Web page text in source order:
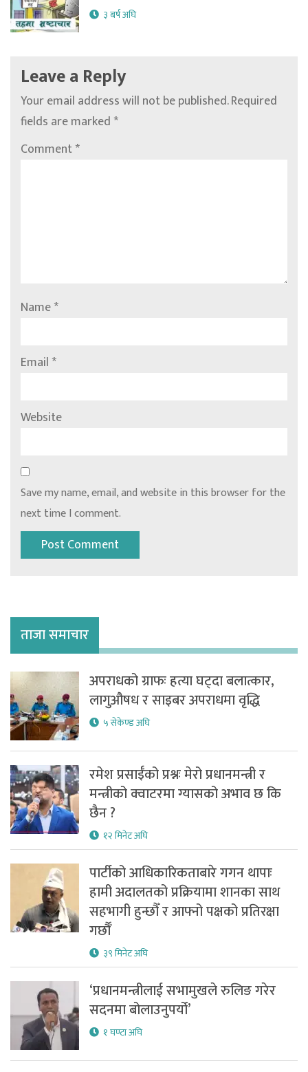
३ बर्ष अघि
Leave a Reply
Your email address will not be published.Required
fields are marked*
Comment*
Name*
Email*
Website
Save my name, email, and website in this browser for the
next time I comment.
ताजा समाचार
अपराधको ग्राफः हत्या घट्दा बलात्कार,
लागुऔषध र साइबर अपराधमा वृद्धि
५ सेकेण्ड अघि
रमेश प्रसाईँको प्रश्नः मेरो प्रधानमन्त्री र
मन्त्रीको क्वाटरमा ग्यासको अभाव छ कि
छैन ?
१२ मिनेट अघि
पार्टीको आधिकारिकताबारे गगन थापाः
हामी अदालतको प्रक्रियामा शानका साथ
सहभागी हुन्छौँ र आफ्नो पक्षको प्रतिरक्षा
गर्छौँ
३९ मिनेट अघि
‘प्रधानमन्त्रीलाई सभामुखले रुलिङ गरेर
सदनमा बोलाउनुपर्यो’
१ घण्टा अघि